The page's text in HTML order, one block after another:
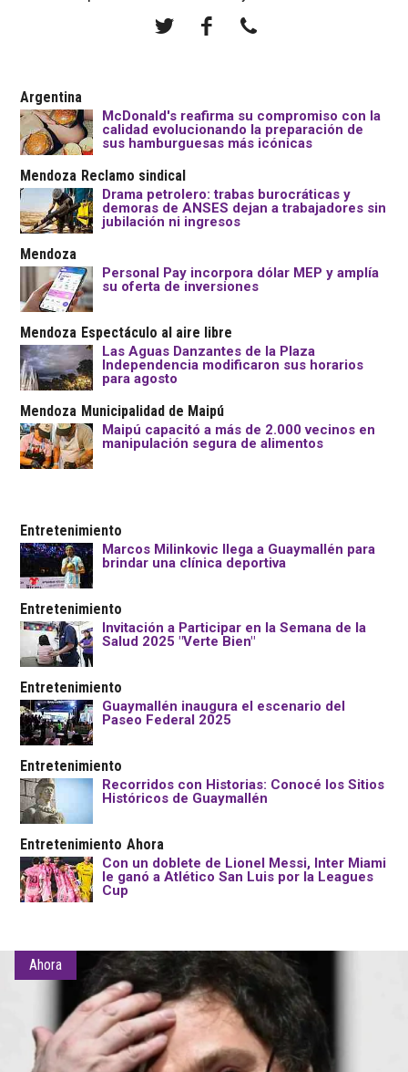
Argentina
McDonald's reafirma su compromiso con la
calidad evolucionando la preparación de
sus hamburguesas más icónicas
Mendoza Reclamo sindical
Drama petrolero: trabas burocráticas y
demoras de ANSES dejan a trabajadores sin
jubilación ni ingresos
Mendoza
Personal Pay incorpora dólar MEP y amplía
su oferta de inversiones
Mendoza Espectáculo al aire libre
Las Aguas Danzantes de la Plaza
Independencia modificaron sus horarios
para agosto
Mendoza Municipalidad de Maipú
Maipú capacitó a más de 2.000 vecinos en
manipulación segura de alimentos
Entretenimiento
Marcos Milinkovic llega a Guaymallén para
brindar una clínica deportiva
Entretenimiento
Invitación a Participar en la Semana de la
Salud 2025 "Verte Bien"
Entretenimiento
Guaymallén inaugura el escenario del
Paseo Federal 2025
Entretenimiento
Recorridos con Historias: Conocé los Sitios
Históricos de Guaymallén
Entretenimiento Ahora
Con un doblete de Lionel Messi, Inter Miami
le ganó a Atlético San Luis por la Leagues
Cup
Ahora